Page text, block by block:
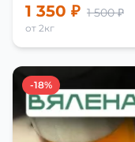
1 350 ₽ 1 500 ₽
от 2кг
-18%